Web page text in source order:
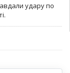
удару по